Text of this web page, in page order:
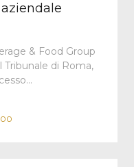
& Food Group
Tribunale di Roma,